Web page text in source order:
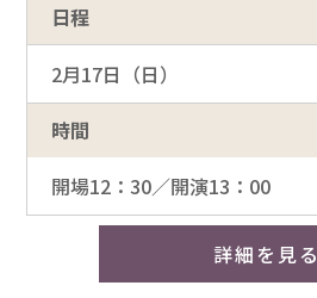
日程
2月17日（日）
時間
開場12：30／開演13：00
詳細を見る